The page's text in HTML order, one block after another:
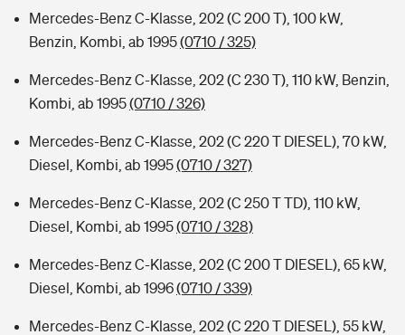
Mercedes-Benz C-Klasse, 202 (C 200 T), 100 kW,
Benzin, Kombi, ab 1995(0710 / 325)
Mercedes-Benz C-Klasse, 202 (C 230 T), 110 kW, Benzin,
Kombi, ab 1995(0710 / 326)
Mercedes-Benz C-Klasse, 202 (C 220 T DIESEL), 70 kW,
Diesel, Kombi, ab 1995(0710 / 327)
Mercedes-Benz C-Klasse, 202 (C 250 T TD), 110 kW,
Diesel, Kombi, ab 1995(0710 / 328)
Mercedes-Benz C-Klasse, 202 (C 200 T DIESEL), 65 kW,
Diesel, Kombi, ab 1996(0710 / 339)
Mercedes-Benz C-Klasse, 202 (C 220 T DIESEL), 55 kW,